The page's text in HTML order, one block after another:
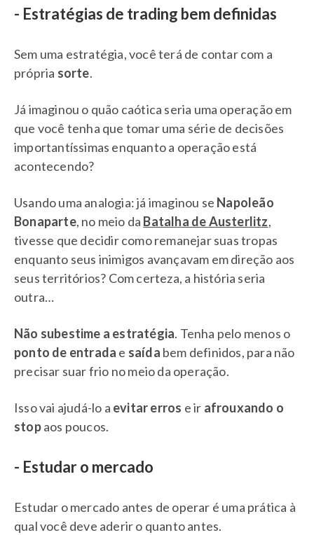
- Estratégias de trading bem definidas
Sem uma estratégia, você terá de contar com a
própria sorte.
Já imaginou o quão caótica seria uma operação em
que você tenha que tomar uma série de decisões
importantíssimas enquanto a operação está
acontecendo?
Usando uma analogia: já imaginou se Napoleão
Bonaparte, no meio da Batalha de Austerlitz,
tivesse que decidir como remanejar suas tropas
enquanto seus inimigos avançavam em direção aos
seus territórios? Com certeza, a história seria
outra…
Não subestime a estratégia. Tenha pelo menos o
ponto de entrada e saída bem definidos, para não
precisar suar frio no meio da operação.
Isso vai ajudá-lo a evitar erros e ir afrouxando o
stopaos poucos.
- Estudar o mercado
Estudar o mercado antes de operar é uma prática à
qual você deve aderir o quanto antes.